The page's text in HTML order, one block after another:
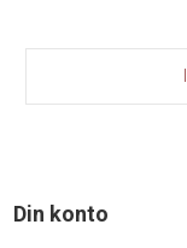
Din konto